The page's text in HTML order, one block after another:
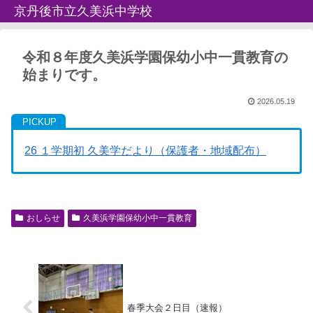
京丹後市立久美浜中学校
令和８年度久美浜学園保幼小中一貫教育の
始まりです。
2026.05.19
26 １学期初 久美学だより（保護者・地域配布）
おしらせ 久美浜学園保幼小中一貫教育
春季大会２日目（速報）